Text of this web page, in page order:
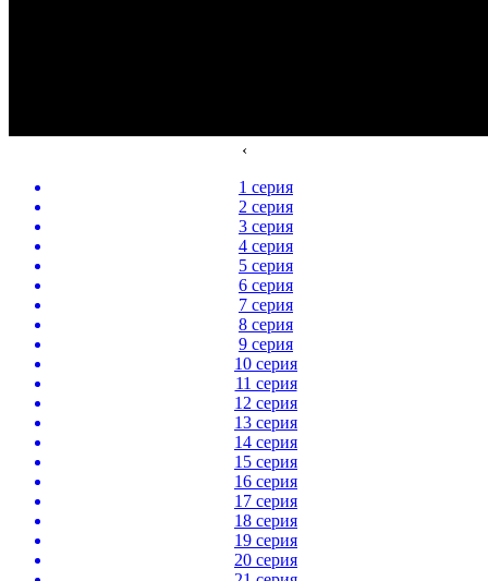
‹
1 серия
2 серия
3 серия
4 серия
5 серия
6 серия
7 серия
8 серия
9 серия
10 серия
11 серия
12 серия
13 серия
14 серия
15 серия
16 серия
17 серия
18 серия
19 серия
20 серия